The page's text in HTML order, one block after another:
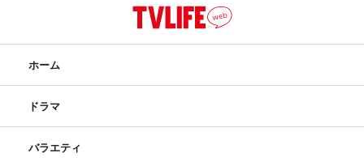
ホーム
ドラマ
バラエティ